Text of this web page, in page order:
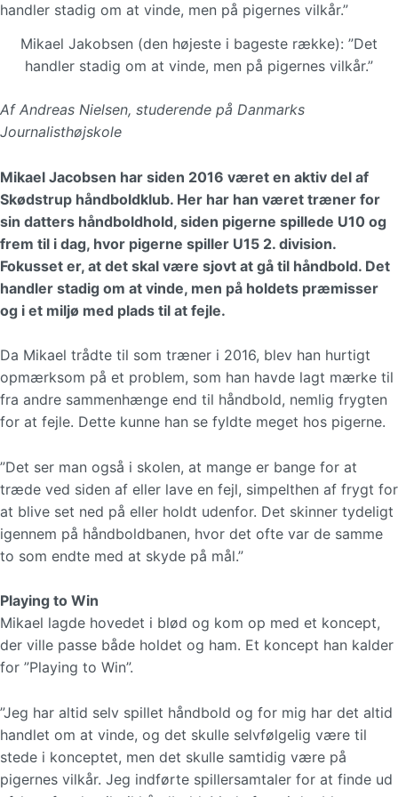
Mikael Jakobsen (den højeste i bageste række): ”Det
handler stadig om at vinde, men på pigernes vilkår.”
Af Andreas Nielsen, studerende på Danmarks
Journalisthøjskole
Mikael Jacobsen har siden 2016 været en aktiv del af
Skødstrup håndboldklub. Her har han været træner for
sin datters håndboldhold, siden pigerne spillede U10 og
frem til i dag, hvor pigerne spiller U15 2. division.
Fokusset er, at det skal være sjovt at gå til håndbold. Det
handler stadig om at vinde, men på holdets præmisser
og i et miljø med plads til at fejle.
Da Mikael trådte til som træner i 2016, blev han hurtigt
opmærksom på et problem, som han havde lagt mærke til
fra andre sammenhænge end til håndbold, nemlig frygten
for at fejle. Dette kunne han se fyldte meget hos pigerne.
”Det ser man også i skolen, at mange er bange for at
træde ved siden af eller lave en fejl, simpelthen af frygt for
at blive set ned på eller holdt udenfor. Det skinner tydeligt
igennem på håndboldbanen, hvor det ofte var de samme
to som endte med at skyde på mål.”
Playing to Win
Mikael lagde hovedet i blød og kom op med et koncept,
der ville passe både holdet og ham. Et koncept han kalder
for ”Playing to Win”.
”Jeg har altid selv spillet håndbold og for mig har det altid
handlet om at vinde, og det skulle selvfølgelig være til
stede i konceptet, men det skulle samtidig være på
pigernes vilkår. Jeg indførte spillersamtaler for at finde ud